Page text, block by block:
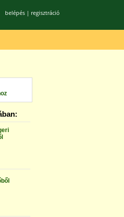
belépés| regisztráció